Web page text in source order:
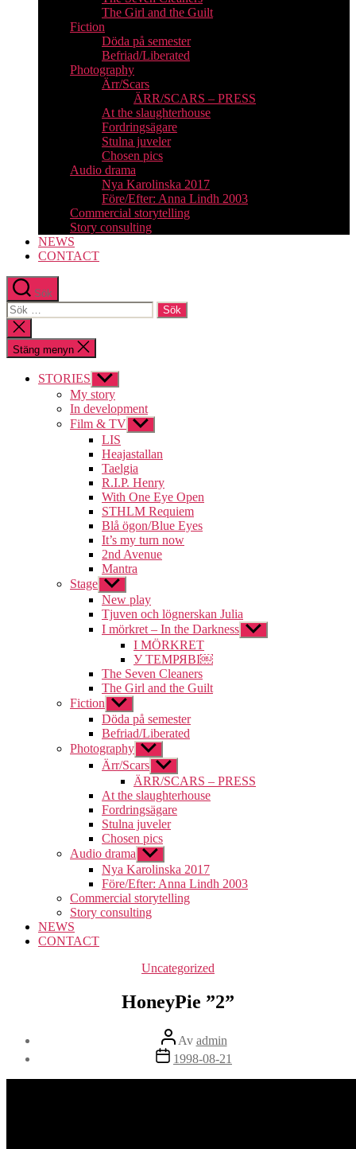
The Girl and the Guilt
Fiction
Döda på semester
Befriad/Liberated
Photography
Ärr/Scars
ÄRR/SCARS – PRESS
At the slaughterhouse
Fordringsägare
Stulna juveler
Chosen pics
Audio drama
Nya Karolinska 2017
Före/Efter: Anna Lindh 2003
Commercial storytelling
Story consulting
NEWS
CONTACT
Sök
Sök
efter:
Stäng
sökningen
Stäng menyn
STORIES Visa
undermeny
My story
In development
Film & TV Visa
undermeny
LIS
Heajastallan
Taelgia
R.I.P. Henry
With One Eye Open
STHLM Requiem
Blå ögon/Blue Eyes
It’s my turn now
2nd Avenue
Mantra
Stage Visa
undermeny
New play
Tjuven och lögnerskan Julia
I mörkret – In the Darkness Visa
undermeny
I MÖRKRET
У ТЕМРЯВІ￼
The Seven Cleaners
The Girl and the Guilt
Fiction Visa
undermeny
Döda på semester
Befriad/Liberated
Photography Visa
undermeny
Ärr/Scars Visa
undermeny
ÄRR/SCARS – PRESS
At the slaughterhouse
Fordringsägare
Stulna juveler
Chosen pics
Audio drama Visa
undermeny
Nya Karolinska 2017
Före/Efter: Anna Lindh 2003
Commercial storytelling
Story consulting
NEWS
CONTACT
Kategorier
Uncategorized
HoneyPie ”2”
Inläggsförfattare
Av admin
Inläggsdatum
1998-08-21